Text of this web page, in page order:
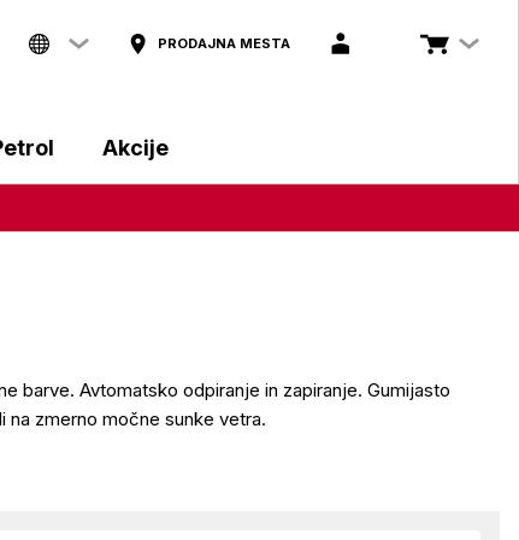
PRODAJNA MESTA
Akcije
barve. Avtomatsko odpiranje in zapiranje. Gumijasto
na zmerno močne sunke vetra.